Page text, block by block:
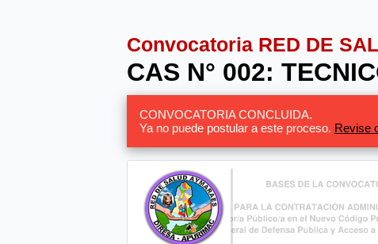
Convocatoria RED DE
CAS N° 002:
CONVOCATORIA CONCLUIDA.
Ya no puede postular a este proceso. Revise